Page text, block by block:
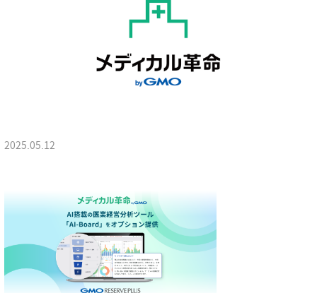
2025.05.12